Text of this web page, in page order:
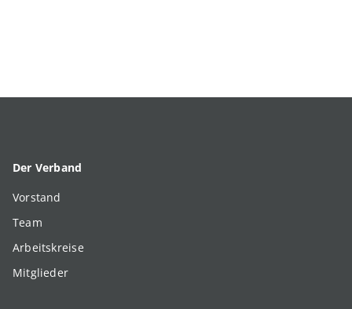
Der Verband
Vorstand
Team
Arbeitskreise
Mitglieder